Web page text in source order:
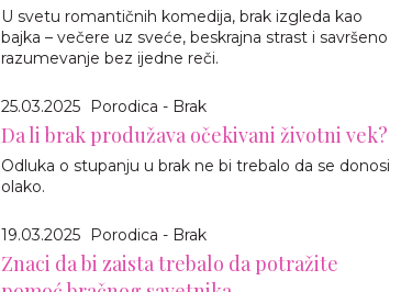
U svetu romantičnih komedija, brak izgleda kao
bajka – večere uz sveće, beskrajna strast i savršeno
razumevanje bez ijedne reči.
25.03.2025 Porodica - Brak
Da li brak produžava očekivani životni vek?
Odluka o stupanju u brak ne bi trebalo da se donosi
olako.
19.03.2025 Porodica - Brak
Znaci da bi zaista trebalo da potražite